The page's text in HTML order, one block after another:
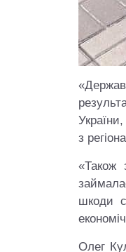
з
«Також
шкоди
Олег